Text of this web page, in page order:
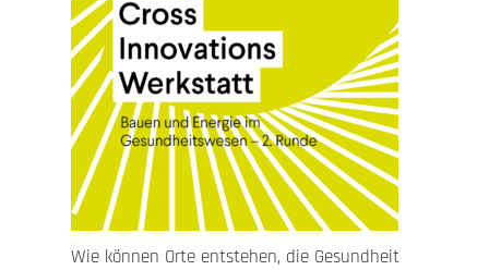
Wie können Orte entstehen, die Gesundheit